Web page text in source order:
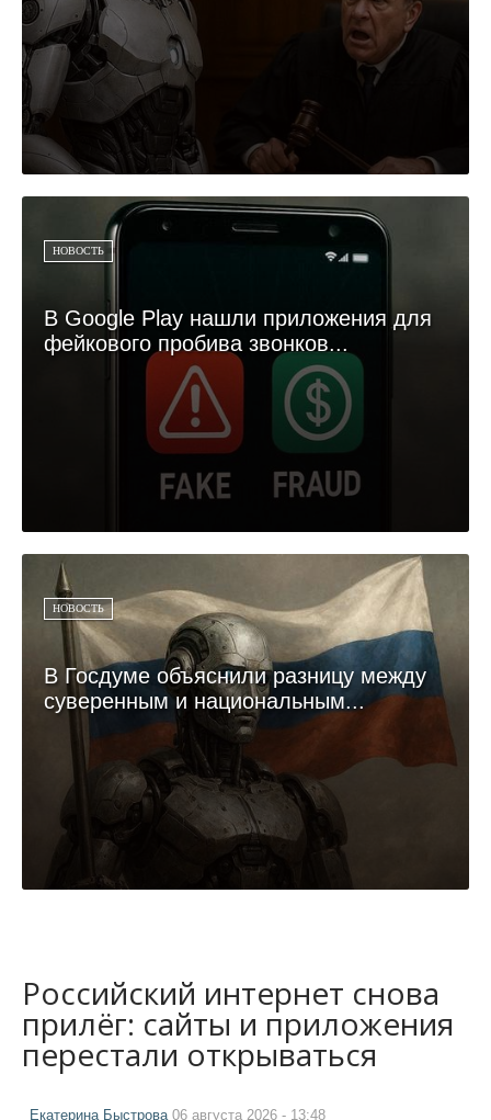
НОВОСТЬ
В Google Play нашли приложения для
фейкового пробива звонков...
НОВОСТЬ
В Госдуме объяснили разницу между
суверенным и национальным...
Российский интернет снова
прилёг: сайты и приложения
перестали открываться
Екатерина Быстрова06 августа 2026 - 13:48